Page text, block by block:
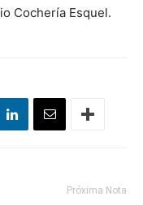
Cochería Esquel.
Próxima Nota